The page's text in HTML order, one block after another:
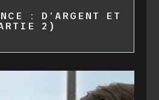
: D’ARGENT ET
2)